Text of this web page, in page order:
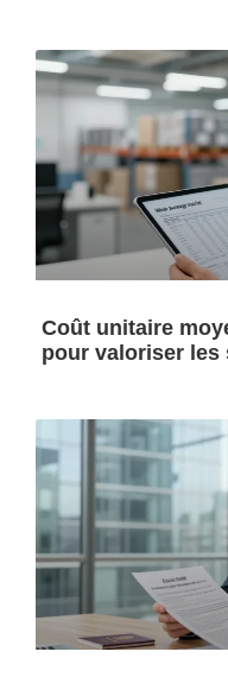
Coût unitaire
pour valoriser les